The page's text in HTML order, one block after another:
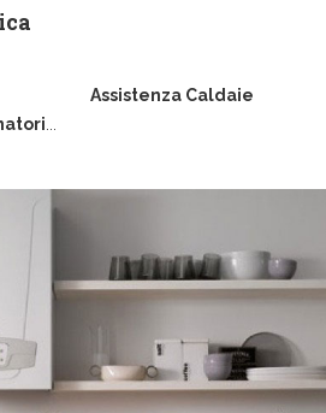
Assistenza Caldaie